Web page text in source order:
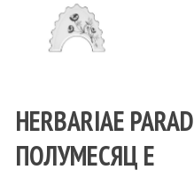
HERBARIAE
ПОЛУМЕСЯЦ E